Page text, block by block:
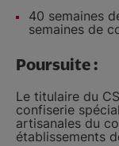
40 semaines
semaines de
Poursuite :
Le titulaire du
confiserie
artisanales du
établissements